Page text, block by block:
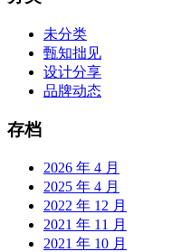
未分类
甄知拙见
设计分享
品牌动态
存档
2026 年 4 月
2025 年 4 月
2022 年 12 月
2021 年 11 月
2021 年 10 月